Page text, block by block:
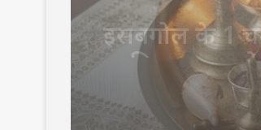
दोपहर के समय
अशुभ? जानें